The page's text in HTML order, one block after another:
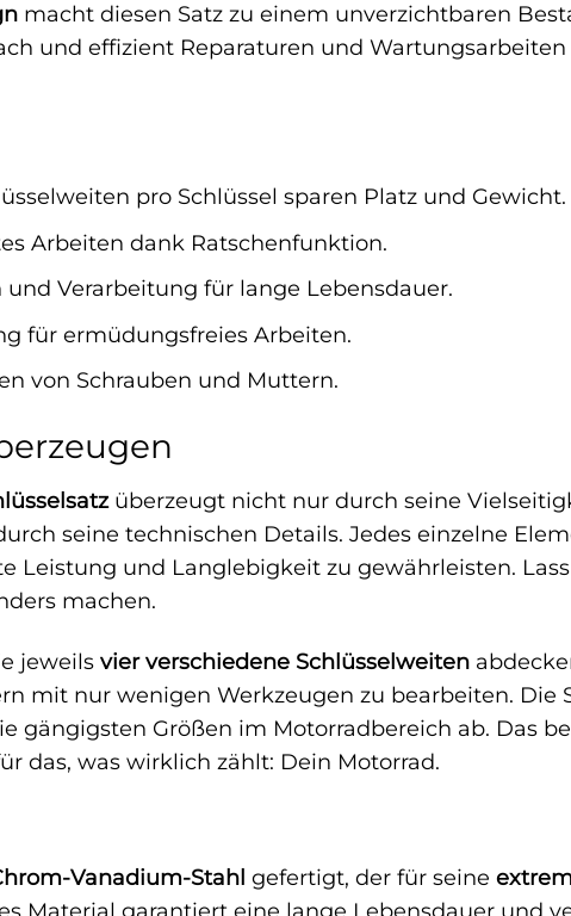
macht diesen Satz zu einem unverzichtbaren
und effizient Reparaturen und
pro Schlüssel sparen Platz und Gewicht.
Arbeiten dank Ratschenfunktion.
Verarbeitung für lange Lebensdauer.
für ermüdungsfreies Arbeiten.
von Schrauben und Muttern.
überzeugt nicht nur durch seine
seine technischen Details. Jedes einzelne
Leistung und Langlebigkeit zu gewährleisten.
machen.
jeweils vier verschiedene Schlüsselweiten
mit nur wenigen Werkzeugen zu bearbeiten. Die
gängigsten Größen im Motorradbereich ab. Das
das, was wirklich zählt: Dein Motorrad.
Vanadium-Stahl gefertigt, der für seine
Material garantiert eine lange Lebensdauer und